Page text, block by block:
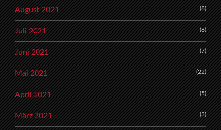
August 2021 (8)
Juli 2021 (8)
Juni 2021 (7)
Mai 2021 (22)
April 2021 (5)
März 2021 (3)